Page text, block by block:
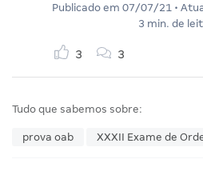
Publicado em 07/07/21 •
3 min. de
3 3
Tudo que sabemos sobre:
prova oab XXXII Exame de